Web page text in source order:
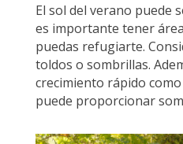
El sol del verano puede
es importante tener
puedas refugiarte.
toldos o sombrillas.
crecimiento rápido
puede proporcionar